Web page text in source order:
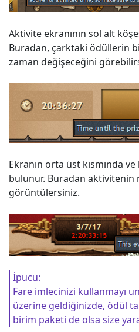
Aktivite ekranının sol alt
Buradan, çarktaki ödüllerin
zaman değişeceğini
Ekranın orta üst kısmında ve
bulunur. Buradan aktivitenin
görüntülersiniz.
İpucu:
Fare imlecinizi kullanmayı
üzerine geldiğinizde, ödül
birim paketi de olsa size